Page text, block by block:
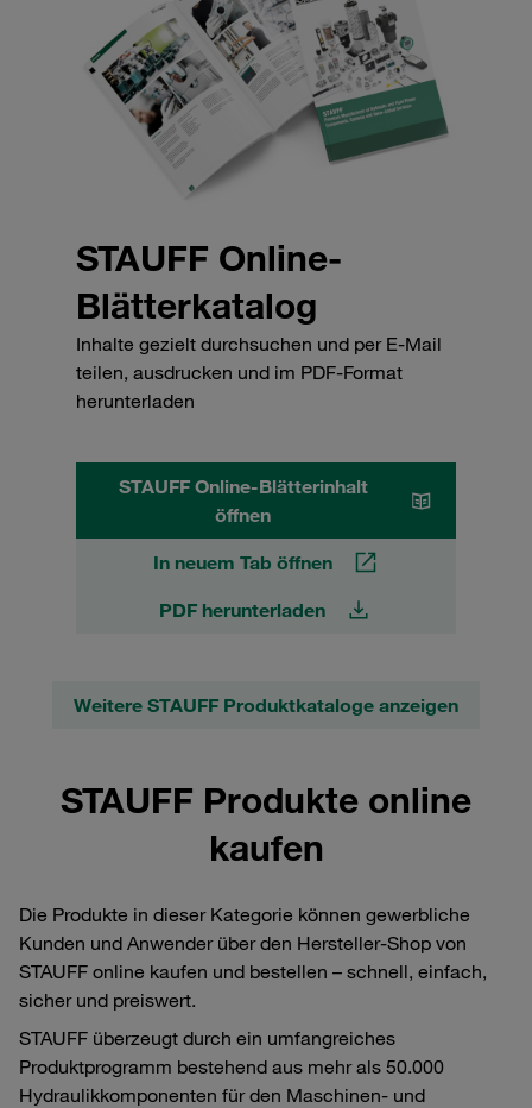
STAUFF Online-
Blätterkatalog
Inhalte gezielt durchsuchen und per E-Mail
teilen, ausdrucken und im PDF-Format
herunterladen
STAUFF Online-Blätterinhalt
öffnen
In neuem Tab öffnen
PDF herunterladen
Weitere STAUFF Produktkataloge anzeigen
STAUFF Produkte online
kaufen
Die Produkte in dieser Kategorie können gewerbliche
Kunden und Anwender über den Hersteller-Shop von
STAUFF online kaufen und bestellen – schnell, einfach,
sicher und preiswert.
STAUFF überzeugt durch ein umfangreiches
Produktprogramm bestehend aus mehr als 50.000
Hydraulikkomponenten für den Maschinen- und